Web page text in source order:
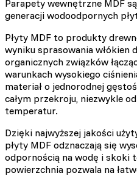
Parapety wewnętrzne MDF
generacji wodoodpornych
Płyty MDF to produkty
wyniku sprasowania włókien
organicznych związków
warunkach wysokiego
materiał o jednorodnej
całym przekroju, niezwykle
temperatur.
Dzięki najwyższej jakości
płyty MDF odznaczają się
odpornością na wodę i skoki
powierzchnia pozwala na